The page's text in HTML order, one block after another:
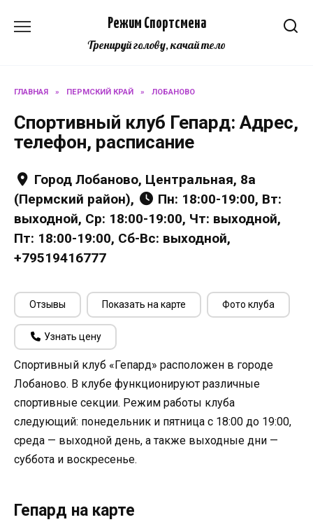
Режим Спортсмена
Тренируй голову, качай тело
ГЛАВНАЯ » ПЕРМСКИЙ КРАЙ » ЛОБАНОВО
Спортивный клуб Гепард: Адрес,
телефон, расписание
Город Лобаново, Центральная, 8а
(Пермский район),
Пн: 18:00-19:00, Вт:
выходной, Ср: 18:00-19:00, Чт: выходной,
Пт: 18:00-19:00, Сб-Вс: выходной,
+79519416777
Отзывы Показать на карте Фото клуба
Узнать цену
Спортивный клуб «Гепард» расположен в городе
Лобаново. В клубе функционируют различные
спортивные секции. Режим работы клуба
следующий: понедельник и пятница с 18:00 до 19:00,
среда — выходной день, а также выходные дни —
суббота и воскресенье.
Гепард на карте